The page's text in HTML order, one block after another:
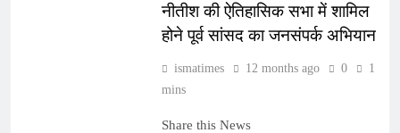
नीतीश की ऐतिहासिक सभा में शामिल
होने पूर्व सांसद का जनसंपर्क अभियान
ismatimes 12 months ago 0
1
mins
Share this News